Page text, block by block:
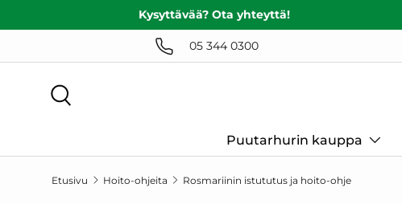
SIIRRY SISÄLTÖÖN
Kysyttävää? Ota yhteyttä!
05 344 0300
Puutarhurin kauppa
Etusivu Hoito-ohjeita Rosmariinin istututus ja hoito-ohje